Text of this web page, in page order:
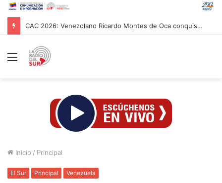
CAC 2026: Venezolano Ricardo Montes de Oca conquista Oro en salto con pértiga
Menú
Inicio / Principal
El Sur Principal Venezuela